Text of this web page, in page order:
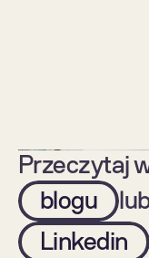
Przeczytaj
blogu
Linkedin